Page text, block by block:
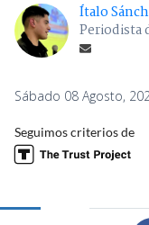
Ítalo
Periodista
Sábado 08 Agosto,
Seguimos criterios de